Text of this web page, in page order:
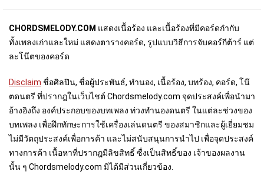
CHORDSMELODY.COM แสดงเนื้อร้อง และเนื้อร้องที่มีคอร์ดกำกับ
ทั้งเพลงเก่าและใหม่ แสดงตารางคอร์ด, รูปแบบวิธีการจับคอร์กีต้าร์ แต่
ละโน๊ตของคอร์ด
Disclaim ชื่อศิลปิน, ชื่อผู้ประพันธ์, ทำนอง, เนื้อร้อง, บทร้อง, คอร์ด, โน๊
ตดนตรี ที่ปรากฎในเว็บไชต์ Chordsmelody.com จุดประสงค์เพื่อนำมา
อ้างอิงถึง องค์ประกอบของบทเพลง ท่วงทำนองดนตรี ในแต่ละช่วงของ
บทเพลง เพื่อฝึกทักษะการใช้เครื่องเล่นดนตรี ของสมาชิกและผู้เยี่ยมชม
ไม่มีวัตถุประสงค์เพื่อการค้า และไม่สนับสนุนการนำไป เพื่อจุดประสงค์
ทางการค้า เนื้อหาที่ปรากฎมีลิขสิทธิ์ ซื่งเป็นสิทธิ์ของ เจ้าของผลงาน
นั้น ๆ Chordsmelody.com มิได้มีส่วนเกี่ยวข้อง.